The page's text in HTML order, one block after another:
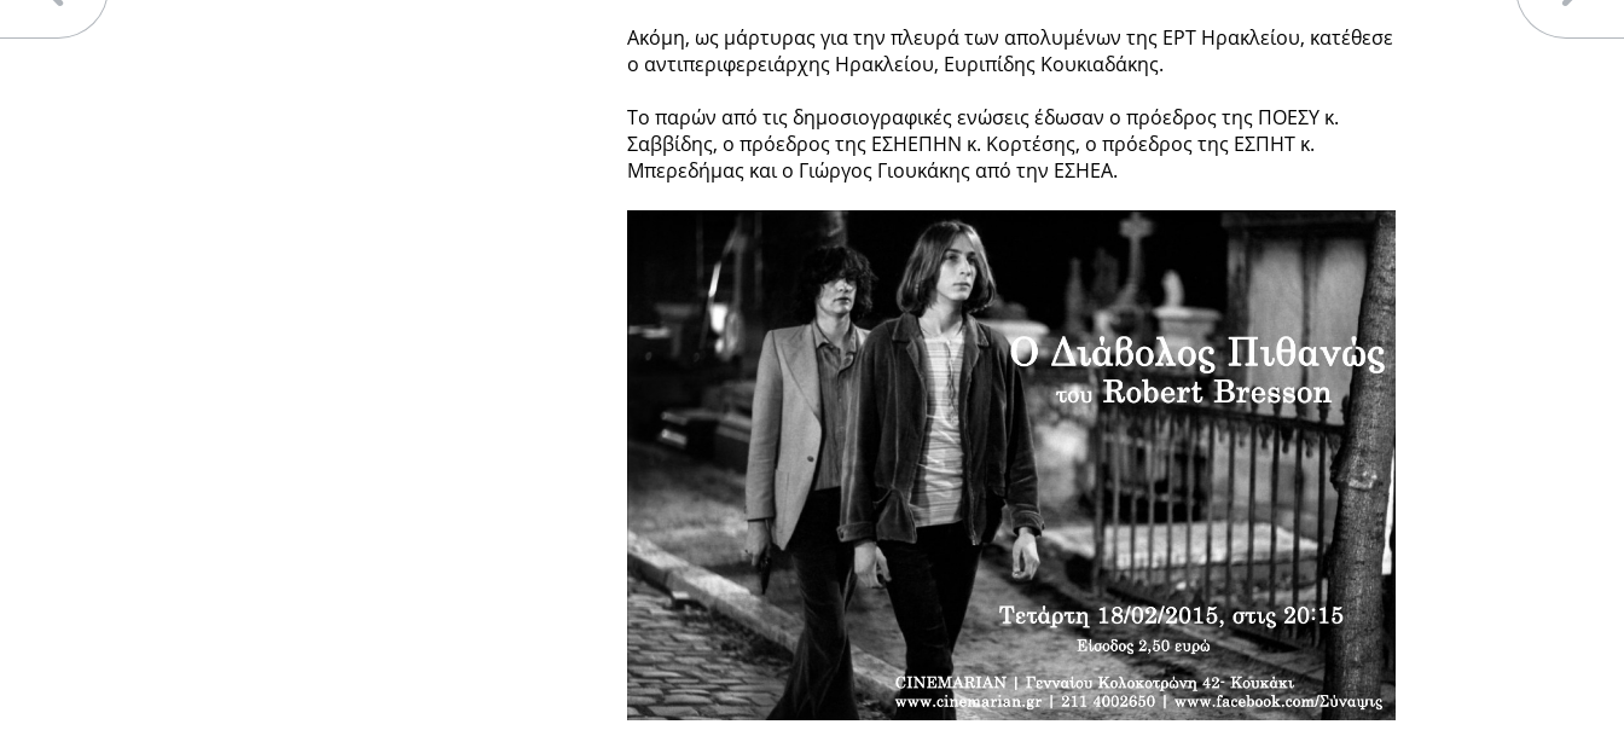
Ακόμη, ως μάρτυρας για την πλευρά των απολυμένων της ΕΡΤ Ηρακλείου, κατέθεσε
ο αντιπεριφερειάρχης Ηρακλείου, Ευριπίδης Κουκιαδάκης.
Το παρών από τις δημοσιογραφικές ενώσεις έδωσαν ο πρόεδρος της ΠΟΕΣΥ κ.
Σαββίδης, ο πρόεδρος της ΕΣΗΕΠΗΝ κ. Κορτέσης, ο πρόεδρος της ΕΣΠΗΤ κ.
Μπερεδήμας και ο Γιώργος Γιουκάκης από την ΕΣΗΕΑ.